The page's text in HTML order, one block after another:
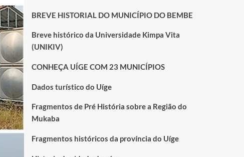
BREVE HISTORIAL DO MUNICÍPIO DO BEMBE
Breve histórico da Universidade Kimpa Vita
(UNIKIV)
CONHEÇA UÍGE COM 23 MUNICÍPIOS
Dados turístico do Uíge
Fragmentos de Pré História sobre a Região do
Mukaba
Fragmentos históricos da província do Uíge